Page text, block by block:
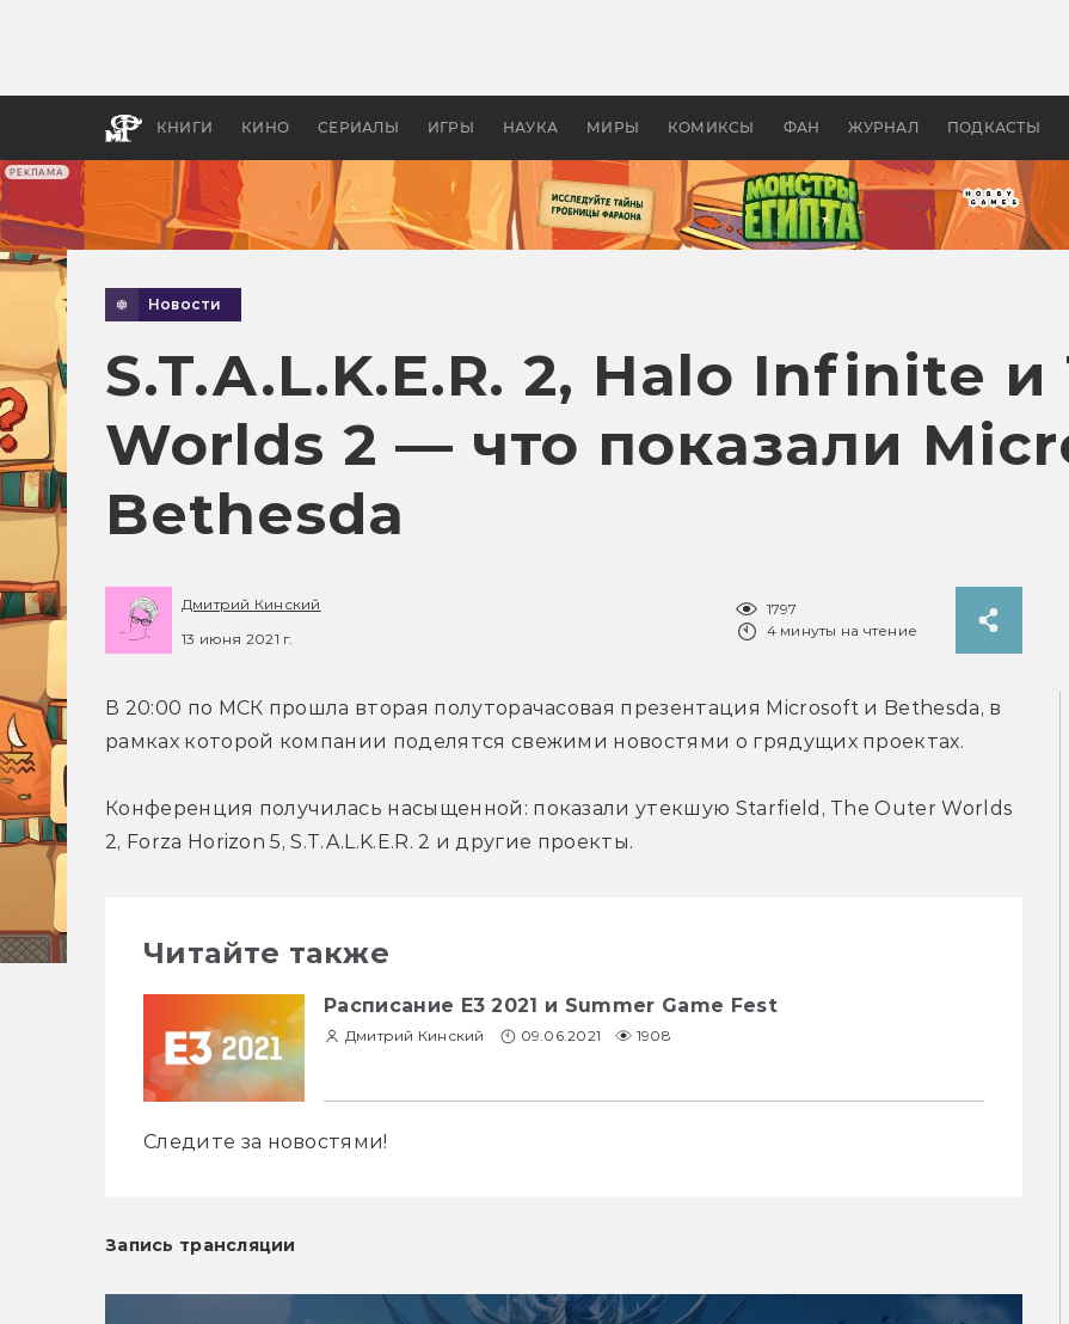
РЕКЛАМА
КНИГИ КИНО СЕРИАЛЫ ИГРЫ НАУКА МИРЫ КОМИКСЫ ФАН ЖУРНАЛ ПОДКАСТЫ
бы «Властелина колец»
Древней Грецией
Новости
S.T.A.L.K.E.R. 2, Halo Infinite
Worlds 2 — что показали
Bethesda
Дмитрий Кинский
13 июня 2021 г.
1797
4 минуты на чтение
В 20:00 по МСК прошла вторая полуторачасовая презентация Microsoft и Bethesda, в
рамках которой компании поделятся свежими новостями о грядущих проектах.
Конференция получилась насыщенной: показали утекшую Starfield, The Outer Worlds
2, Forza Horizon 5, S.T.A.L.K.E.R. 2 и другие проекты.
Читайте также
Расписание E3 2021 и Summer Game Fest
Дмитрий Кинский 09.06.2021 1908
Следите за новостями!
Запись трансляции